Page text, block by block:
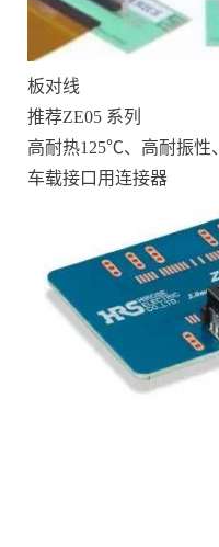
板对线
推荐ZE05 系列
高耐热125℃、高耐振性
车载接口用连接器